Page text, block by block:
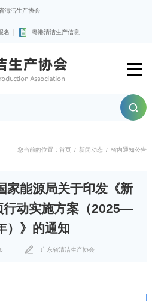
清洁生产协会
名 粤港清洁生产信息
您当前的位置：首页 / 新闻动态 / 省内通知公告
家能源局关于印发《新
行动实施方案（2025—
）》的通知
广东省清洁生产协会